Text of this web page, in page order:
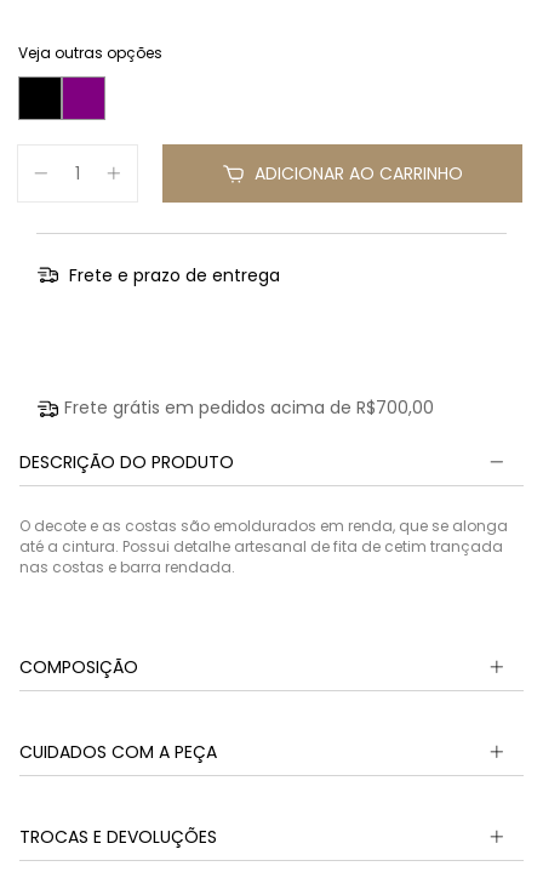
Veja outras opções
ADICIONAR AO CARRINHO
Frete e prazo de entrega
Frete grátis em pedidos acima de R$700,00
DESCRIÇÃO DO PRODUTO
O decote e as costas são emoldurados em renda, que se alonga
até a cintura. Possui detalhe artesanal de fita de cetim trançada
nas costas e barra rendada.
COMPOSIÇÃO
CUIDADOS COM A PEÇA
TROCAS E DEVOLUÇÕES